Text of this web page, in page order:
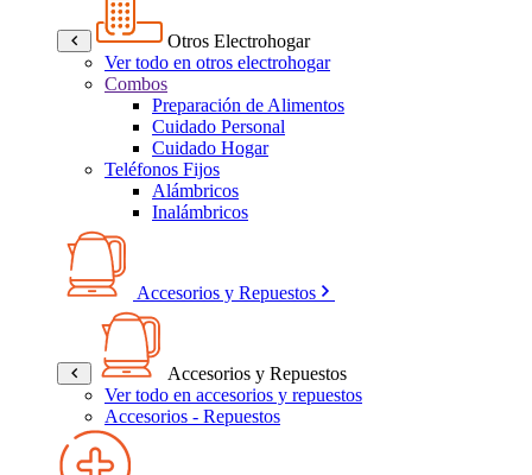
Otros Electrohogar
Ver todo en otros electrohogar
Combos
Preparación de Alimentos
Cuidado Personal
Cuidado Hogar
Teléfonos Fijos
Alámbricos
Inalámbricos
Accesorios y Repuestos
Accesorios y Repuestos
Ver todo en accesorios y repuestos
Accesorios - Repuestos